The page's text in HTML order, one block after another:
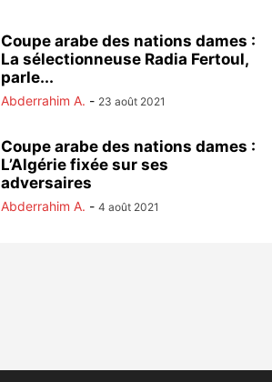
Coupe arabe des nations dames :
La sélectionneuse Radia Fertoul,
parle...
Abderrahim A. - 23 août 2021
Coupe arabe des nations dames :
L’Algérie fixée sur ses
adversaires
Abderrahim A. - 4 août 2021